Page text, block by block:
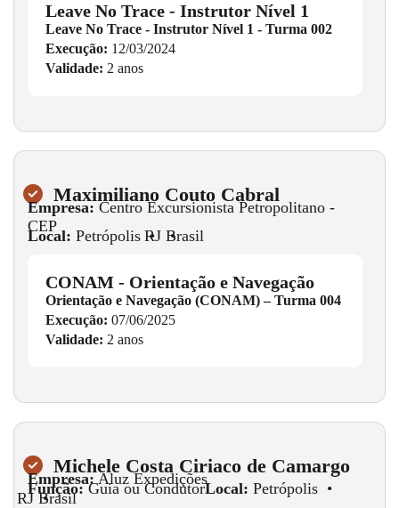
Leave No Trace - Instrutor Nível 1
Leave No Trace - Instrutor Nível 1 - Turma 002
Execução: 12/03/2024
Validade: 2 anos
Maximiliano Couto Cabral
Empresa: Centro Excursionista Petropolitano -
CEP
Local: Petrópolis •
RJ •
Brasil
CONAM - Orientação e Navegação
Orientação e Navegação (CONAM) – Turma 004
Execução: 07/06/2025
Validade: 2 anos
Michele Costa Ciriaco de Camargo
Empresa: Aluz Expedições
Função: Guia ou CondutorLocal: Petrópolis •
RJ •
Brasil